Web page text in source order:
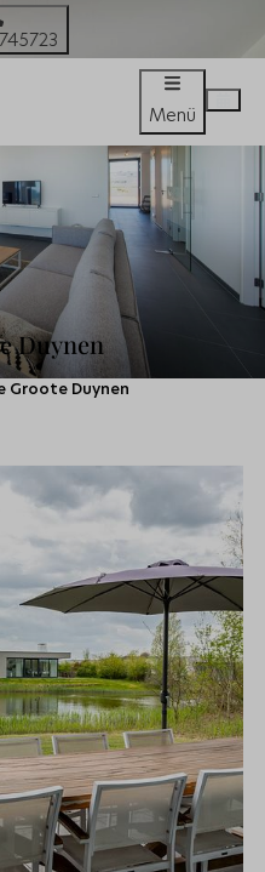
Menü
Duynen
Groote Duynen